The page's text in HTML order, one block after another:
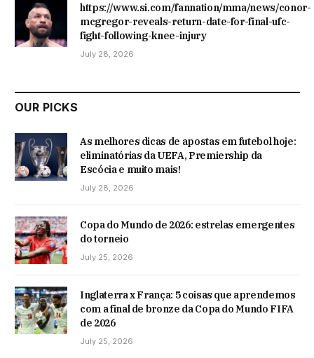
https://www.si.com/fannation/mma/news/conor-
mcgregor-reveals-return-date-for-final-ufc-
fight-following-knee-injury
July 28, 2026
OUR PICKS
As melhores dicas de apostas em futebol hoje:
eliminatórias da UEFA, Premiership da
Escócia e muito mais!
July 28, 2026
Copa do Mundo de 2026: estrelas emergentes
do torneio
July 25, 2026
Inglaterra x França: 5 coisas que aprendemos
com a final de bronze da Copa do Mundo FIFA
de 2026
July 25, 2026